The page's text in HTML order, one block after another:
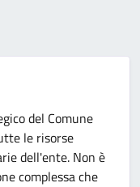
del Comune
le risorse
dell'ente. Non è
complessa che